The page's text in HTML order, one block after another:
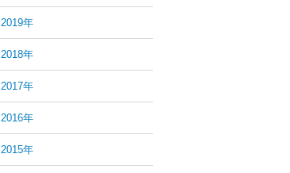
2019年
2018年
2017年
2016年
2015年